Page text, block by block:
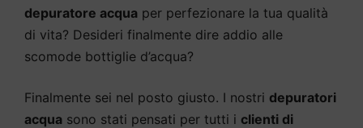
depuratore acqua per perfezionare la tua qualità
di vita? Desideri finalmente dire addio alle
scomode bottiglie d’acqua?
Finalmente sei nel posto giusto. I nostri depuratori
acqua sono stati pensati per tutti i clienti di